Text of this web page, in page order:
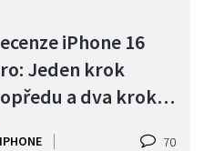
iPhone 16
Jeden krok
a dva kroky
IPHONE 70